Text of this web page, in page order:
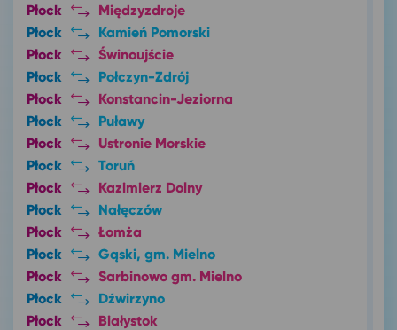
Płock
Międzyzdroje
Płock
Kamień Pomorski
Płock
Świnoujście
Płock
Połczyn-Zdrój
Płock
Konstancin-Jeziorna
Płock
Puławy
Płock
Ustronie Morskie
Płock
Toruń
Płock
Kazimierz Dolny
Płock
Nałęczów
Płock
Łomża
Płock
Gąski, gm. Mielno
Płock
Sarbinowo gm. Mielno
Płock
Dźwirzyno
Płock
Białystok